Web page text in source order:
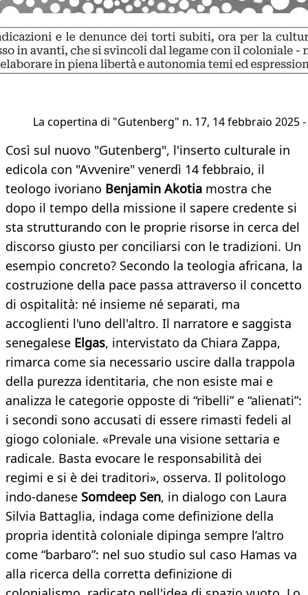
La copertina di "Gutenberg" n. 17, 14 febbraio 2025 -
Così sul nuovo "Gutenberg", l'inserto culturale in
edicola con "Avvenire" venerdì 14 febbraio, il
teologo ivoriano Benjamin Akotia mostra che
dopo il tempo della missione il sapere credente si
sta strutturando con le proprie risorse in cerca del
discorso giusto per conciliarsi con le tradizioni. Un
esempio concreto? Secondo la teologia africana, la
costruzione della pace passa attraverso il concetto
di ospitalità: né insieme né separati, ma
accoglienti l'uno dell'altro. Il narratore e saggista
senegalese Elgas, intervistato da Chiara Zappa,
rimarca come sia necessario uscire dalla trappola
della purezza identitaria, che non esiste mai e
analizza le categorie opposte di “ribelli” e “alienati”:
i secondi sono accusati di essere rimasti fedeli al
giogo coloniale. «Prevale una visione settaria e
radicale. Basta evocare le responsabilità dei
regimi e si è dei traditori», osserva. Il politologo
indo-danese Somdeep Sen, in dialogo con Laura
Silvia Battaglia, indaga come definizione della
propria identità coloniale dipinga sempre l’altro
come “barbaro”: nel suo studio sul caso Hamas va
alla ricerca della corretta definizione di